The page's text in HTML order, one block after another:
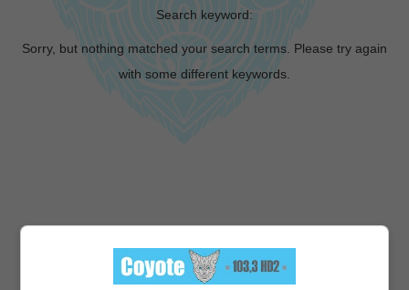
Search keyword:
Sorry, but nothing matched your search terms. Please try again
with some different keywords.